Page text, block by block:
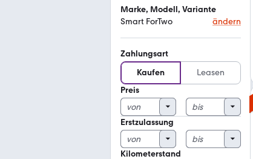
Marke, Modell, Variante
Smart ForTwo
ändern
Zahlungsart
Kaufen
Leasen
Preis
Erstzulassung
Kilometerstand